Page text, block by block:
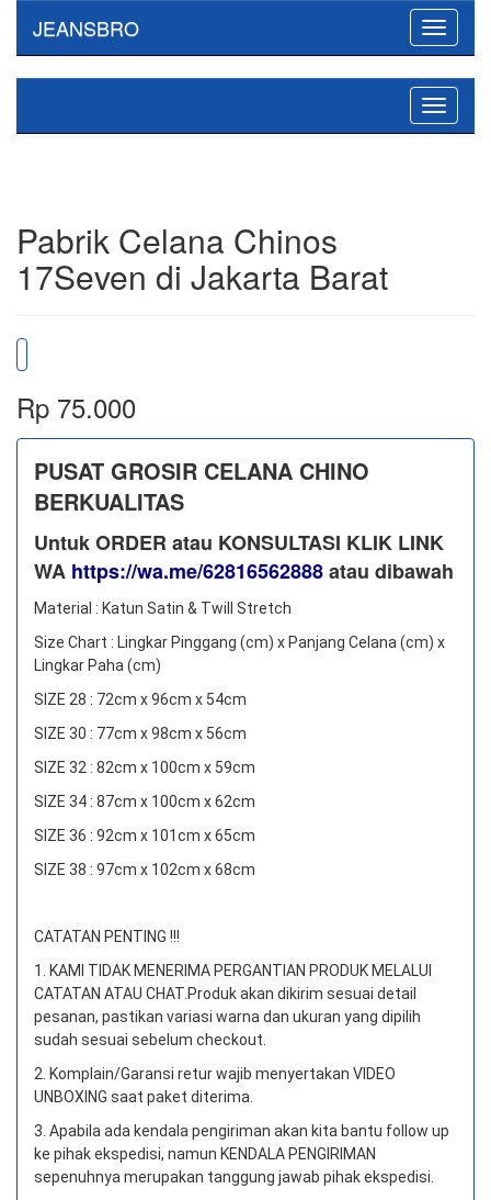
Toggle
JEANSBRO
Toggle
Pabrik Celana Chinos
17Seven di Jakarta Barat
Rp 75.000
PUSAT GROSIR CELANA CHINO
BERKUALITAS
Untuk ORDER atau KONSULTASI KLIK LINK
WA https://wa.me/62816562888​ atau dibawah
Material : Katun Satin & Twill Stretch
Size Chart : Lingkar Pinggang (cm) x Panjang Celana (cm) x
Lingkar Paha (cm)
SIZE 28 : 72cm x 96cm x 54cm
SIZE 30 : 77cm x 98cm x 56cm
SIZE 32 : 82cm x 100cm x 59cm
SIZE 34 : 87cm x 100cm x 62cm
SIZE 36 : 92cm x 101cm x 65cm
SIZE 38 : 97cm x 102cm x 68cm
CATATAN PENTING !!!
1. KAMI TIDAK MENERIMA PERGANTIAN PRODUK MELALUI
CATATAN ATAU CHAT. Produk akan dikirim sesuai detail
pesanan, pastikan variasi warna dan ukuran yang dipilih
sudah sesuai sebelum checkout.
2. Komplain/Garansi retur wajib menyertakan VIDEO
UNBOXING saat paket diterima.
3. Apabila ada kendala pengiriman akan kita bantu follow up
ke pihak ekspedisi, namun KENDALA PENGIRIMAN
sepenuhnya merupakan tanggung jawab pihak ekspedisi.